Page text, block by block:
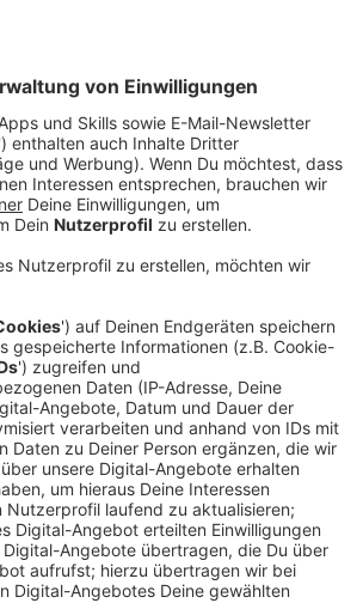
Bewerben - und so läuft die
Oktober 2025) konnten sich bereits
Um sich zu bewerben,
Fortuna-Konto auf der Homepage des
werden die Tickets dann
für Allle"-Spiele